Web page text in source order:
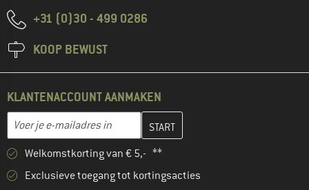
+31 (0)30 - 499 0286
KOOP BEWUST
KLANTENACCOUNT AANMAKEN
E-mailadres
Vul je e-mailadres hier in en maak in de volgende stap je
Welkomstkorting van € 5,- **
Exclusieve toegang tot kortingsacties